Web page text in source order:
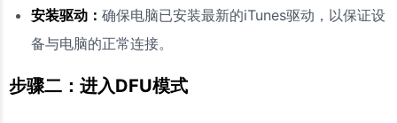
安装驱动： 确保电脑已安装最新的iTunes驱动，以保证设
备与电脑的正常连接。
步骤二：进入DFU模式